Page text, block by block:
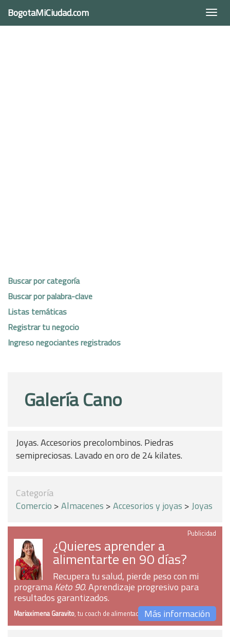
BogotaMiCiudad.com
Buscar por categoría
Buscar por palabra-clave
Listas temáticas
Registrar tu negocio
Ingreso negociantes registrados
Galería Cano
Joyas. Accesorios precolombinos. Piedras
semipreciosas. Lavado en oro de 24 kilates.
Categoría
Comercio >Almacenes >Accesorios y joyas >Joyas
Publicidad
¿Quieres aprender a
alimentarte en 90 días?
Recupera tu salud, pierde peso con mi
programaKeto 90. Aprendizaje progresivo para
resultados garantizados.
Mariaximena Garavito, tu coach de alimentaciónMás información